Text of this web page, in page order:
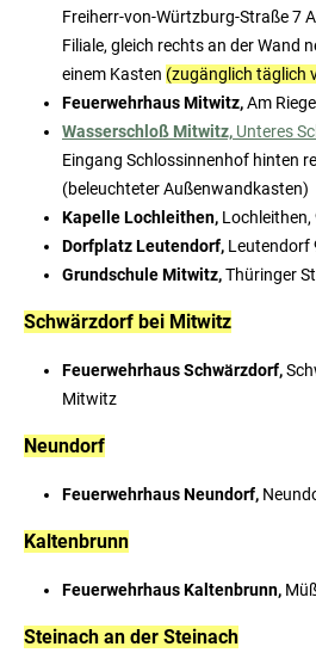
Freiherr-von-Würtzburg-Straße 7
Filiale, gleich rechts an der Wand
einem Kasten (zugänglich täglich
Feuerwehrhaus Mitwitz,Am
Wasserschloß Mitwitz, Unteres
Eingang Schlossinnenhof hinten
(beleuchteter Außenwandkasten)
Kapelle Lochleithen,
Dorfplatz Leutendorf, Leutendorf
Grundschule Mitwitz,Thüringer
Schwärzdorf bei Mitwitz
Feuerwehrhaus Schwärzdorf,
Mitwitz
Neundorf
Feuerwehrhaus Neundorf,
Kaltenbrunn
Feuerwehrhaus Kaltenbrunn,
Steinach an der Steinach